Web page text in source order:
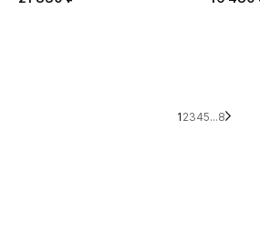
1 2345...8